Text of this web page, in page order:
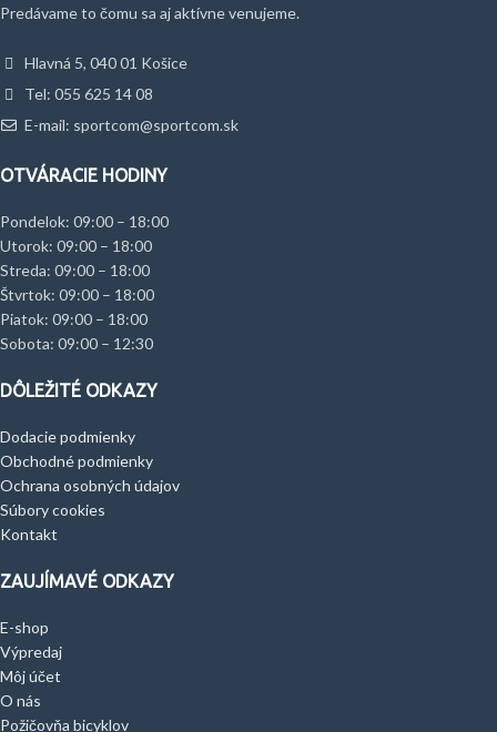
Predávame to čomu sa aj aktívne venujeme.
Hlavná 5, 040 01 Košice
Tel: 055 625 14 08
E-mail: sportcom@sportcom.sk
OTVÁRACIE HODINY
Pondelok: 09:00 – 18:00
Utorok: 09:00 – 18:00
Streda: 09:00 – 18:00
Štvrtok: 09:00 – 18:00
Piatok: 09:00 – 18:00
Sobota: 09:00 – 12:30
DÔLEŽITÉ ODKAZY
Dodacie podmienky
Obchodné podmienky
Ochrana osobných údajov
Súbory cookies
Kontakt
ZAUJÍMAVÉ ODKAZY
E-shop
Výpredaj
Môj účet
O nás
Požičovňa bicyklov